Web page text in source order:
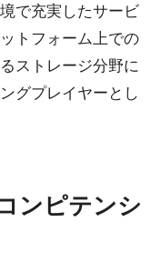
で充実したサービ
トフォーム上での
ストレージ分野に
グプレイヤーとし
ンピテンシ